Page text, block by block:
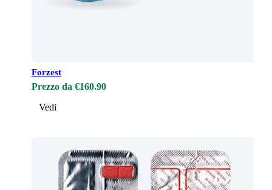
Forzest
Prezzo da €160.90
Vedi